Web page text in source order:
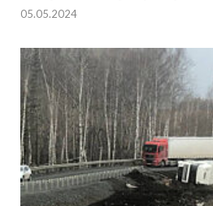
05.05.2024